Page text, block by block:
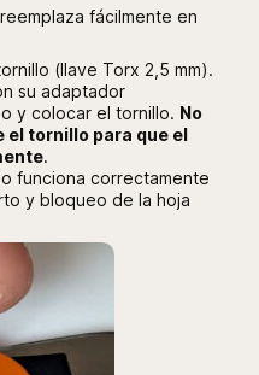
fácilmente en
(llave Torx 2,5 mm).
su adaptador
y colocar el tornillo. No
tornillo para que el
.
funciona correctamente
y bloqueo de la hoja